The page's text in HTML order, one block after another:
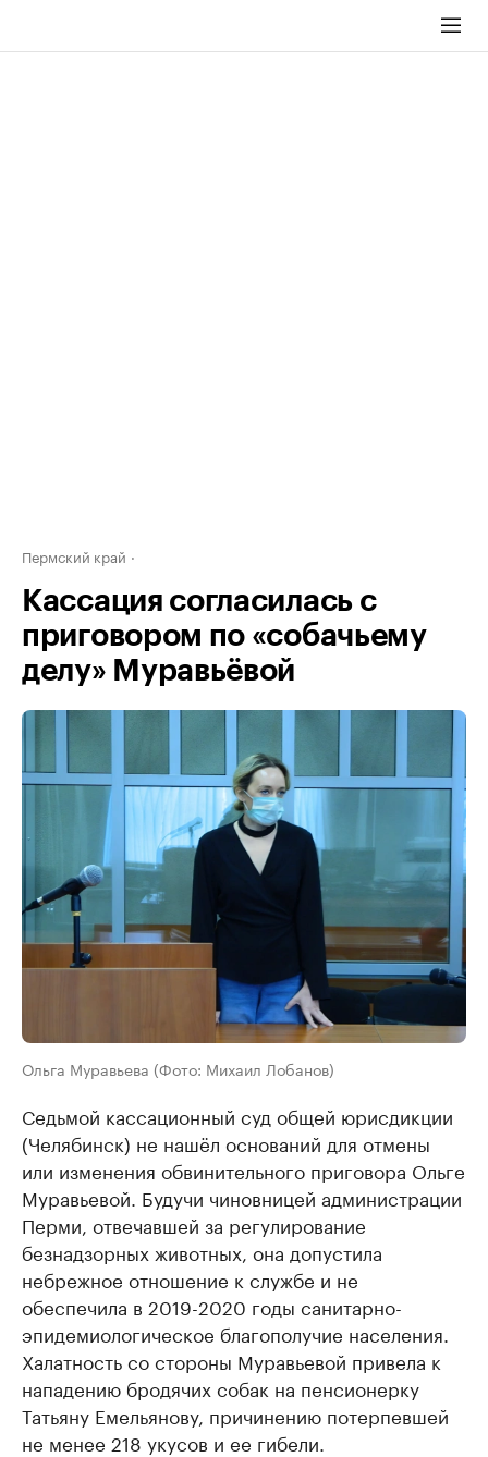
Пермский край
Кассация согласилась с
приговором по «собачьему
делу» Муравьёвой
Ольга Муравьева (Фото: Михаил Лобанов)
Седьмой кассационный суд общей юрисдикции
(Челябинск) не нашёл оснований для отмены
или изменения обвинительного приговора Ольге
Муравьевой. Будучи чиновницей администрации
Перми, отвечавшей за регулирование
безнадзорных животных, она допустила
небрежное отношение к службе и не
обеспечила в 2019-2020 годы санитарно-
эпидемиологическое благополучие населения.
Халатность со стороны Муравьевой привела к
нападению бродячих собак на пенсионерку
Татьяну Емельянову, причинению потерпевшей
не менее 218 укусов и ее гибели.